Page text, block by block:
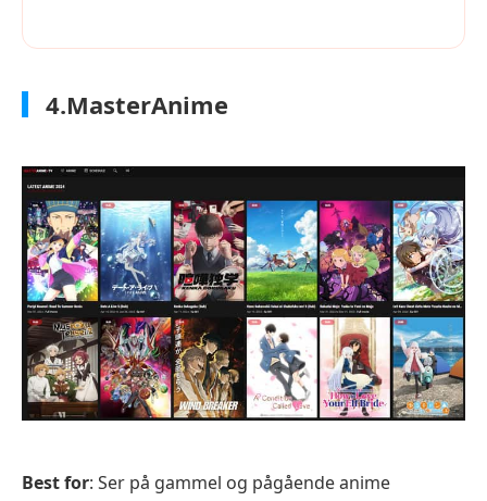
4.MasterAnime
Best for: Ser på gammel og pågående anime